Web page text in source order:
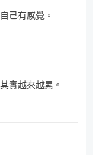
己有感覺。
實越來越累。